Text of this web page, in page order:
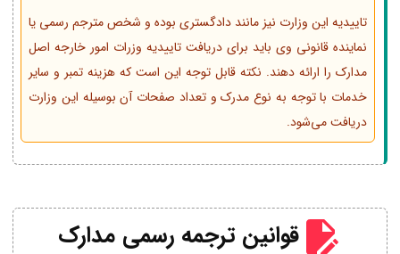
تاییدیه این وزارت نیز مانند دادگستری بوده و شخص مترجم رسمی یا
نماینده قانونی وی باید برای دریافت تاییدیه وزرات امور خارجه اصل
مدارک را ارائه دهند. نکته قابل توجه این است که هزینه تمبر و سایر
خدمات با توجه به نوع مدرک و تعداد صفحات آن بوسیله این وزارت
دریافت می‌شود.
قوانین ترجمه رسمی مدارک